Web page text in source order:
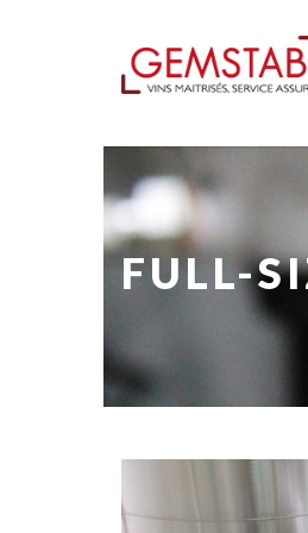
FULL-